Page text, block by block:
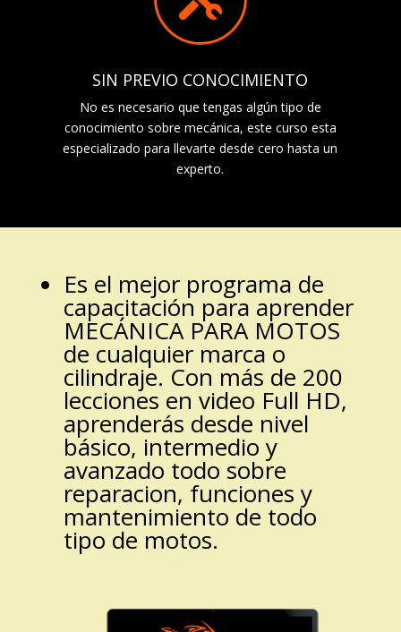
SIN PREVIO CONOCIMIENTO
No es necesario que tengas algún tipo de
conocimiento sobre mecánica, este curso esta
especializado para llevarte desde cero hasta un
experto.
Es el mejor programa de
capacitación para aprender
MECÁNICA PARA MOTOS
de cualquier marca o
cilindraje. Con más de 200
lecciones en video Full HD,
aprenderás desde nivel
básico, intermedio y
avanzado todo sobre
reparacion, funciones y
mantenimiento de todo
tipo de motos.